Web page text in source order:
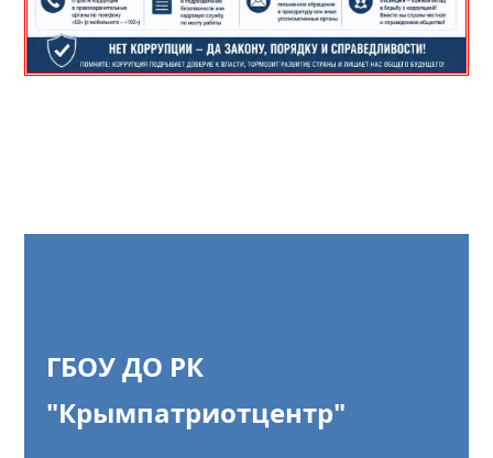
ГБОУ ДО РК
"Крымпатриотцентр"